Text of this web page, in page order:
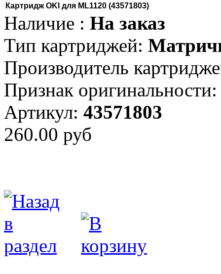
Картридж OKI для ML1120 (43571803)
Наличие : На заказ
Тип картриджей:
Производитель
Признак оригинальности:
Артикул: 43571803
260.00 руб